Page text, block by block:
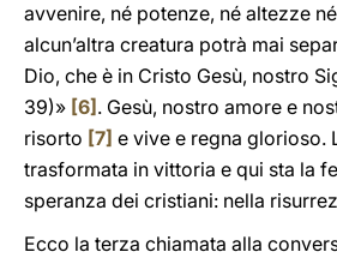
avvenire, né potenze, né altezze
alcun’altra creatura potrà mai
Dio, che è in Cristo Gesù, nostro
39)» [6] . Gesù, nostro amore e
risorto [7] e vive e regna glorioso.
trasformata in vittoria e qui sta la
speranza dei cristiani: nella
Ecco la terza chiamata alla